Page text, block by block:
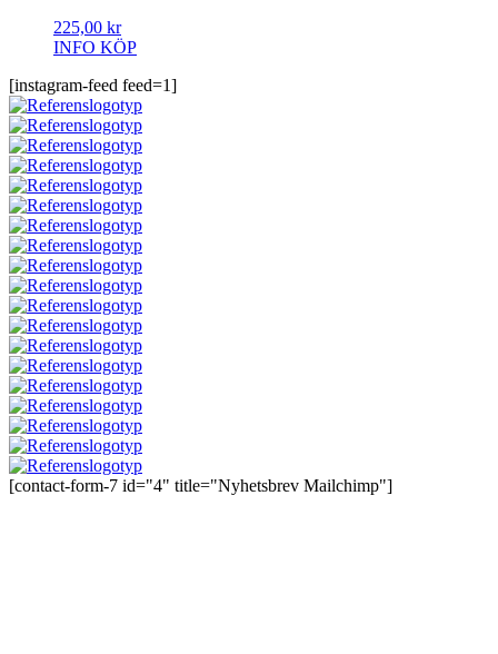
225,00 kr
INFO KÖP
[instagram-feed feed=1]
[contact-form-7 id="4" title="Nyhetsbrev Mailchimp"]